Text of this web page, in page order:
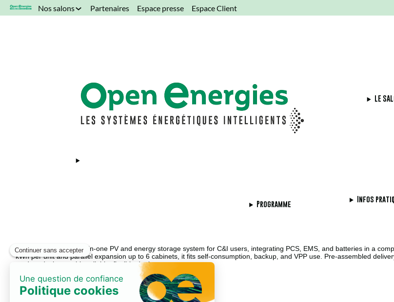
Nos salons Partenaires Espace presse Espace Client
Flexo 50
FLEXO 50 Pro is an all-in-one PV and energy storage system for C&I users, integrating PCS, EMS, and batteries in a
kWh per unit and parallel expansion up to 6 cabinets, it fits self-consumption, backup, and VPP use. Pre-assembled
LE
Programme
Infos